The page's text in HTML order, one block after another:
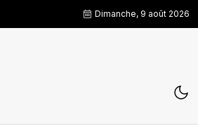
Dimanche, 9 août 2026